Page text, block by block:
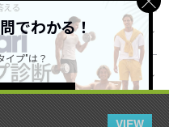
VIEW
でわかる！
イプ"は？
ら ＞